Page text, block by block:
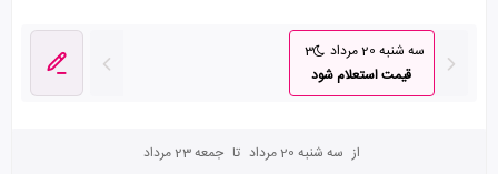
سه شنبه 20 مرداد
3
قیمت استعلام شود
از سه شنبه 20 مرداد تا جمعه 23 مرداد